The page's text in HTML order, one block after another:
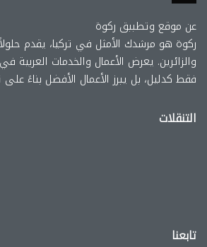
عن موقع وتطببق ركوة
ركوة هو مرشدك الأمثل في تركيا، يقدم
والزائرين. يعرض الأعمال والخدمات العربية
فقط كدليل، بل يبرز الأعمال الأفضل بناءً
التنقلات
تابعنا